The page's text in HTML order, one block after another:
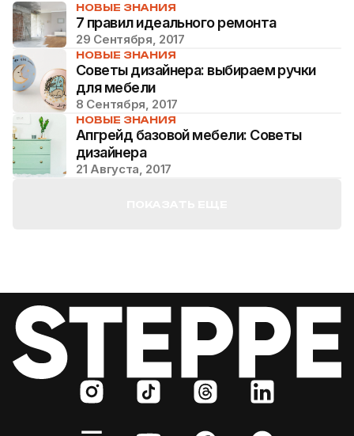
НОВЫЕ ЗНАНИЯ
7 правил идеального ремонта
29 Сентября, 2017
НОВЫЕ ЗНАНИЯ
Советы дизайнера: выбираем ручки
для мебели
8 Сентября, 2017
НОВЫЕ ЗНАНИЯ
Апгрейд базовой мебели: Советы
дизайнера
21 Августа, 2017